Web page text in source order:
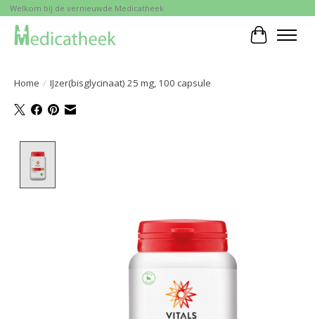
Welkom bij de vernieuwde Medicatheek
Home / IJzer(bisglycinaat) 25 mg, 100 capsule